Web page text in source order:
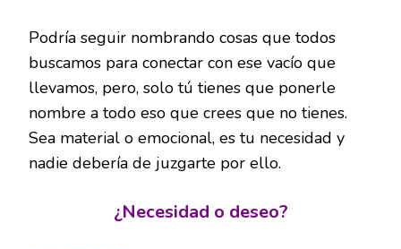
Podría seguir nombrando cosas que todos
buscamos para conectar con ese vacío que
llevamos, pero, solo tú tienes que ponerle
nombre a todo eso que crees que no tienes.
Sea material o emocional, es tu necesidad y
nadie debería de juzgarte por ello.
¿Necesidad o deseo?